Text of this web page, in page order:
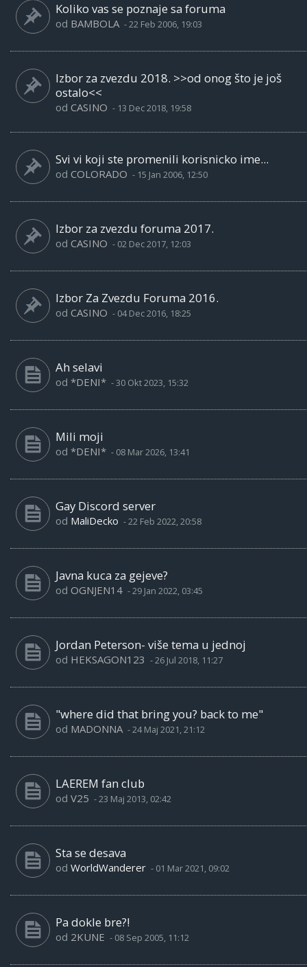
Koliko vas se poznaje sa foruma
od BAMBOLA -22 Feb 2006, 19:03
Izbor za zvezdu 2018. >>od onog što je još
ostalo<<
od CASINO - 13 Dec 2018, 19:58
Svi vi koji ste promenili korisnicko ime...
od COLORADO - 15 Jan 2006, 12:50
Izbor za zvezdu foruma 2017.
od CASINO - 02 Dec 2017, 12:03
Izbor Za Zvezdu Foruma 2016.
od CASINO - 04 Dec 2016, 18:25
Ah selavi
od *DENI* -30 Okt 2023, 15:32
Mili moji
od *DENI* - 08 Mar 2026, 13:41
Gay Discord server
od MaliDecko -22 Feb 2022, 20:58
Javna kuca za gejeve?
od OGNJEN14 -29 Jan 2022, 03:45
Jordan Peterson- više tema u jednoj
od HEKSAGON123 -26 Jul 2018, 11:27
"where did that bring you? back to me"
od MADONNA -24 Maj 2021, 21:12
LAEREM fan club
od V25 -23 Maj 2013, 02:42
Sta se desava
od WorldWanderer - 01 Mar 2021, 09:02
Pa dokle bre?!
od 2KUNE - 08 Sep 2005, 11:12